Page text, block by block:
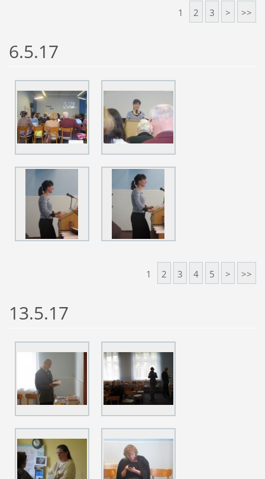
1 2 3 > >>
6.5.17
1 2 3 4 5 > >>
13.5.17